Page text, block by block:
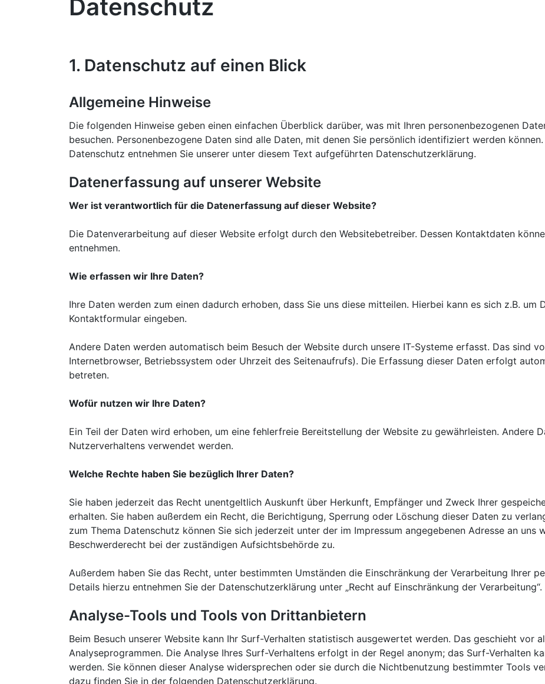
Datenschutz
1. Datenschutz auf einen Blick
Allgemeine Hinweise
Die folgenden Hinweise geben einen einfachen Überblick darüber, was mit Ihren personenbezogenen
besuchen. Personenbezogene Daten sind alle Daten, mit denen Sie persönlich identifiziert werden
Datenschutz entnehmen Sie unserer unter diesem Text aufgeführten Datenschutzerklärung.
Datenerfassung auf unserer Website
Wer ist verantwortlich für die Datenerfassung auf dieser Website?
Die Datenverarbeitung auf dieser Website erfolgt durch den Websitebetreiber. Dessen Kontaktdaten
entnehmen.
Wie erfassen wir Ihre Daten?
Ihre Daten werden zum einen dadurch erhoben, dass Sie uns diese mitteilen. Hierbei kann es sich z.B. um
Kontaktformular eingeben.
Andere Daten werden automatisch beim Besuch der Website durch unsere IT-Systeme erfasst. Das sind
Internetbrowser, Betriebssystem oder Uhrzeit des Seitenaufrufs). Die Erfassung dieser Daten erfolgt
betreten.
Wofür nutzen wir Ihre Daten?
Ein Teil der Daten wird erhoben, um eine fehlerfreie Bereitstellung der Website zu gewährleisten. Andere
Nutzerverhaltens verwendet werden.
Welche Rechte haben Sie bezüglich Ihrer Daten?
Sie haben jederzeit das Recht unentgeltlich Auskunft über Herkunft, Empfänger und Zweck Ihrer
erhalten. Sie haben außerdem ein Recht, die Berichtigung, Sperrung oder Löschung dieser Daten zu
zum Thema Datenschutz können Sie sich jederzeit unter der im Impressum angegebenen Adresse an uns
Beschwerderecht bei der zuständigen Aufsichtsbehörde zu.
Außerdem haben Sie das Recht, unter bestimmten Umständen die Einschränkung der Verarbeitung Ihrer
Details hierzu entnehmen Sie der Datenschutzerklärung unter „Recht auf Einschränkung der Verarbeitung“.
Analyse-Tools und Tools von Drittanbietern
Beim Besuch unserer Website kann Ihr Surf-Verhalten statistisch ausgewertet werden. Das geschieht vor
Analyseprogrammen. Die Analyse Ihres Surf-Verhaltens erfolgt in der Regel anonym; das Surf-Verhalten
werden. Sie können dieser Analyse widersprechen oder sie durch die Nichtbenutzung bestimmter Tools
dazu finden Sie in der folgenden Datenschutzerklärung.